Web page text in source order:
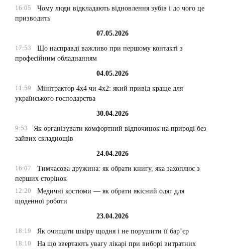
16:05
Чому люди відкладають відновлення зубів і до чого це
призводить
07.05.2026
17:53
Що насправді важливо при першому контакті з
професійним обладнанням
04.05.2026
11:59
Мінітрактор 4х4 чи 4х2: який привід краще для
українського господарства
30.04.2026
9:53
Як організувати комфортний відпочинок на природі без
зайвих складнощів
24.04.2026
16:07
Тимчасова дружина: як обрати книгу, яка захоплює з
перших сторінок
12:20
Медичні костюми — як обрати якісний одяг для
щоденної роботи
23.04.2026
18:19
Як очищати шкіру щодня і не порушити її бар’єр
18:10
На що звертають увагу лікарі при виборі витратних